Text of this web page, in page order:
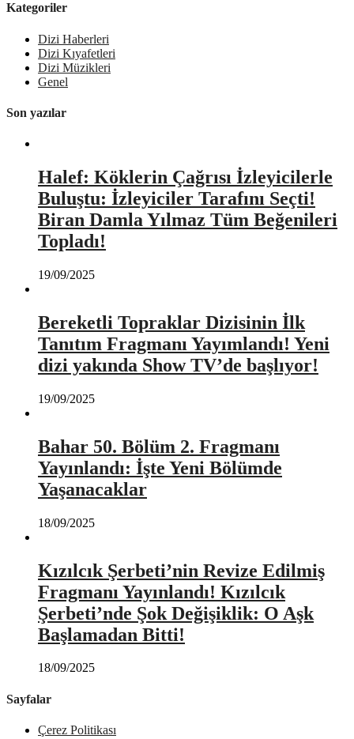
Kategoriler
Dizi Haberleri
Dizi Kıyafetleri
Dizi Müzikleri
Genel
Son yazılar
Halef: Köklerin Çağrısı İzleyicilerle
Buluştu: İzleyiciler Tarafını Seçti!
Biran Damla Yılmaz Tüm Beğenileri
Topladı!
19/09/2025
Bereketli Topraklar Dizisinin İlk
Tanıtım Fragmanı Yayımlandı! Yeni
dizi yakında Show TV’de başlıyor!
19/09/2025
Bahar 50. Bölüm 2. Fragmanı
Yayınlandı: İşte Yeni Bölümde
Yaşanacaklar
18/09/2025
Kızılcık Şerbeti’nin Revize Edilmiş
Fragmanı Yayınlandı! Kızılcık
Şerbeti’nde Şok Değişiklik: O Aşk
Başlamadan Bitti!
18/09/2025
Sayfalar
Çerez Politikası